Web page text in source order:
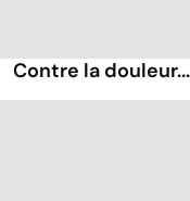
Contre la